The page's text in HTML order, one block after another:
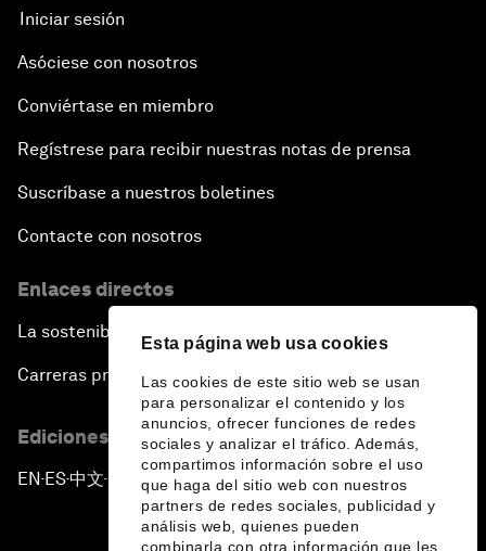
Esta página web usa cookies
Las cookies de este sitio web se usan
para personalizar el contenido y los
anuncios, ofrecer funciones de redes
sociales y analizar el tráfico. Además,
compartimos información sobre el uso
que haga del sitio web con nuestros
partners de redes sociales, publicidad y
análisis web, quienes pueden
combinarla con otra información que les
Iniciar sesión
Asóciese con nosotros
Conviértase en miembro
Regístrese para recibir nuestras notas de prensa
Suscríbase a nuestros boletines
Contacte con nosotros
Enlaces directos
La sostenibilidad en el Foro
Carreras profesionales
Ediciones en otros idiomas
EN ▪ES▪中文▪ 日本語